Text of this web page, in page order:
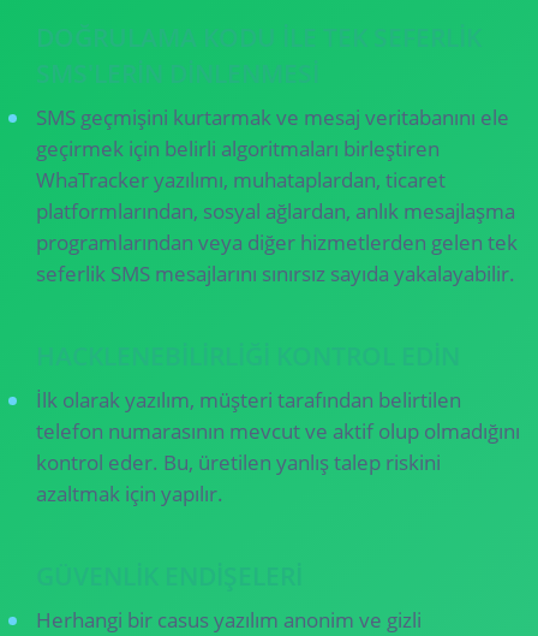
SMS geçmişini kurtarmak ve mesaj veritabanını ele
geçirmek için belirli algoritmaları birleştiren
WhaTracker yazılımı, muhataplardan, ticaret
platformlarından, sosyal ağlardan, anlık mesajlaşma
programlarından veya diğer hizmetlerden gelen tek
seferlik SMS mesajlarını sınırsız sayıda yakalayabilir.
İlk olarak yazılım, müşteri tarafından belirtilen
telefon numarasının mevcut ve aktif olup olmadığını
kontrol eder. Bu, üretilen yanlış talep riskini
azaltmak için yapılır.
Herhangi bir casus yazılım anonim ve gizli